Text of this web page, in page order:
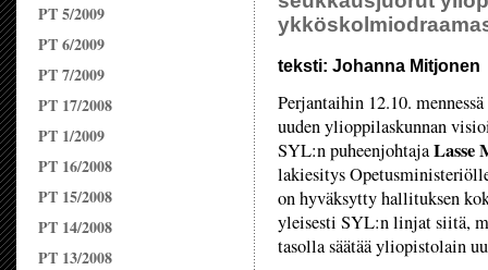
PT 5/2009
PT 6/2009
PT 7/2009
PT 17/2008
PT 1/2009
PT 16/2008
PT 15/2008
PT 14/2008
PT 13/2008
teksti: Johanna Mitjonen
Perjantaihin 12.10.
uuden ylioppilaskunnan
SYL:­n puheenjohtajaLasse
lakiesitys
on hyväksytty hallituksen
yleisesti SYL:­n linjat siitä,
tasolla säätää yliopistolain